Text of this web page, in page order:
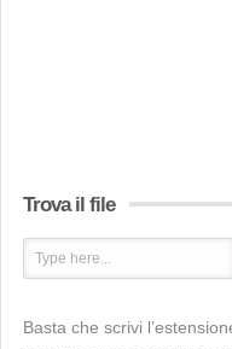
Trova il file
Basta che scrivi